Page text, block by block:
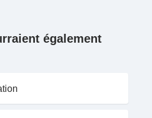
également